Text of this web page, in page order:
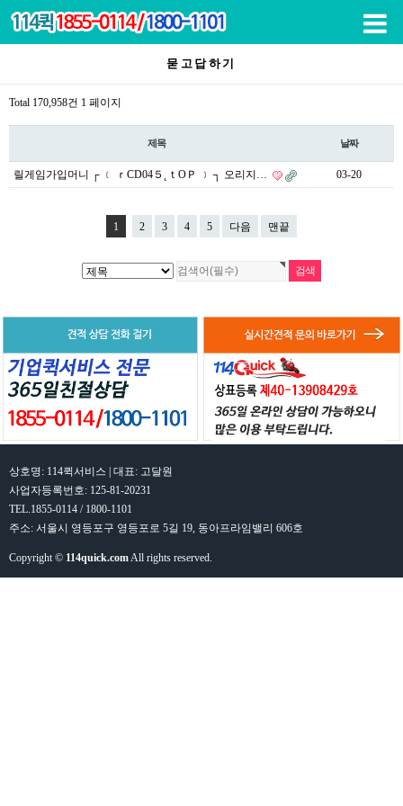
묻고답하기
Total 170,958건 1 페이지
제목 날짜
릴게임가입머니 ┌ ﹝ ｒCD04５˛ｔOＰ ﹞ ┐ 오리지… 03-20
1 2 3 4 5 다음 맨끝
상호명: 114퀵서비스 | 대표: 고달원
사업자등록번호: 125-81-20231
TEL.1855-0114 / 1800-1101
주소: 서울시 영등포구 영등포로 5길 19, 동아프라임밸리 606호
Copyright © 114quick.comAll rights reserved.